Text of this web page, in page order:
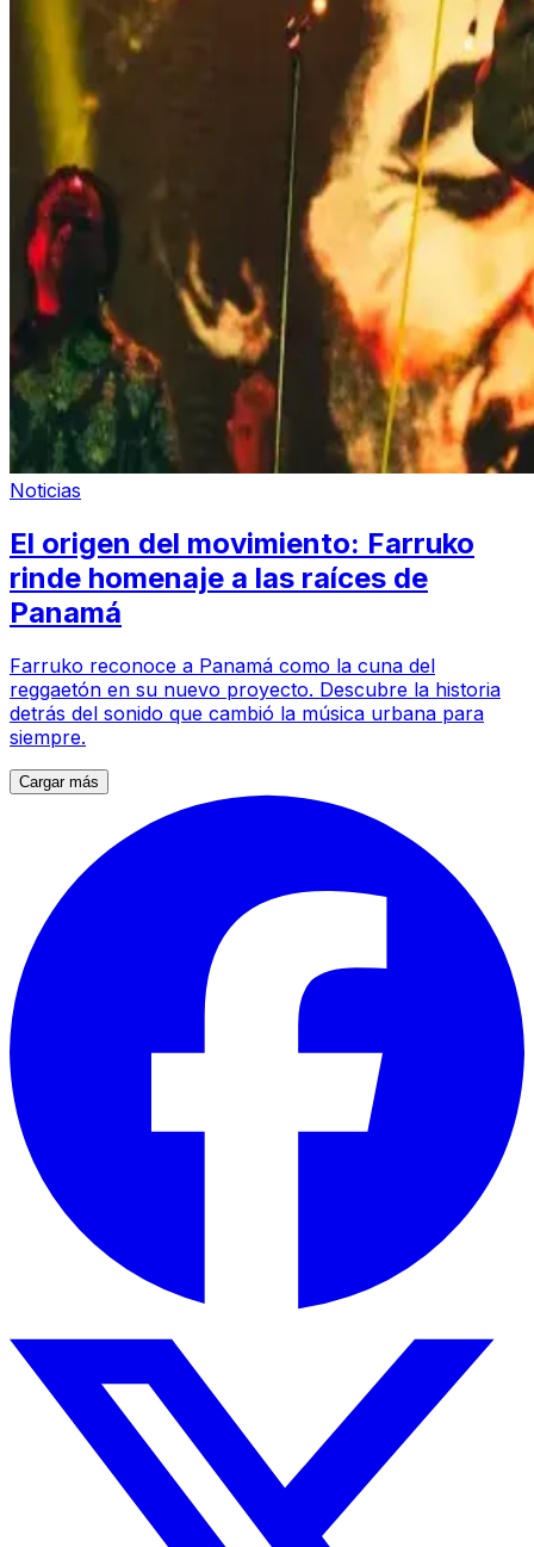
Noticias
El origen del movimiento: Farruko
rinde homenaje a las raíces de
Panamá
Farruko reconoce a Panamá como la cuna del
reggaetón en su nuevo proyecto. Descubre la historia
detrás del sonido que cambió la música urbana para
siempre.
Cargar más